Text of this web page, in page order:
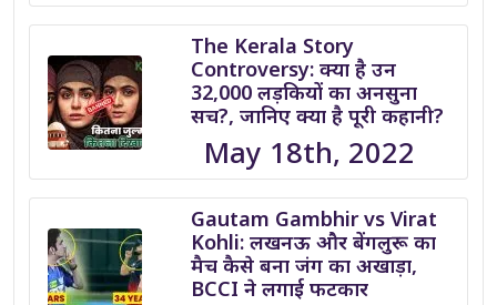
The Kerala Story
Controversy: क्या है उन
32,000 लड़कियों का अनसुना
सच?, जानिए क्या है पूरी कहानी?
May 18th, 2022
Gautam Gambhir vs Virat
Kohli: लखनऊ और बेंगलुरू का
मैच कैसे बना जंग का अखाड़ा,
BCCI ने लगाई फटकार